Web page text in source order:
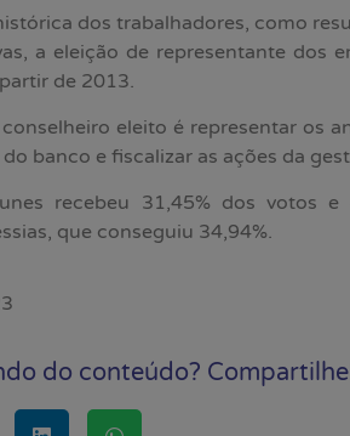
dos trabalhadores, como
a eleição de representante dos
de 2013.
eleito é representar os
banco e fiscalizar as ações da
recebeu 31,45% dos votos
que conseguiu 34,94%.
do conteúdo?